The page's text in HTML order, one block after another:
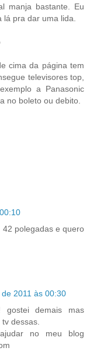
manja bastante. Eu
pra dar uma lida.
cima da página tem
televisores top,
a Panasonic
no boleto ou debito.
polegadas e quero
2011 às 00:30
gostei demais mas
dessas.
no meu blog